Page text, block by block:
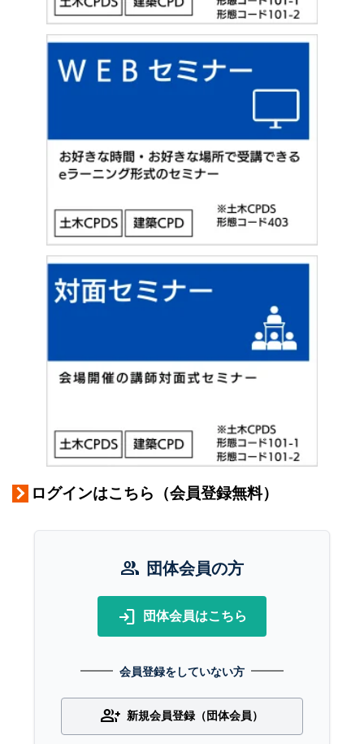
ログインはこちら（会員登録無料）
group 団体会員の方
login 団体会員はこちら
会員登録をしていない方
group_add 新規会員登録（団体会員）